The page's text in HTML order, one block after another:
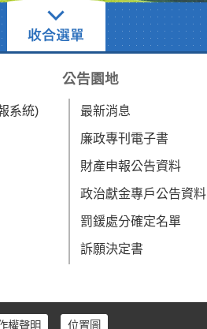
系統)
公告園地
最新消息
廉政專刊電子書
財產申報公告資料
政治獻金專戶公告資料
罰鍰處分確定名單
訴願決定書
權聲明 位置圖